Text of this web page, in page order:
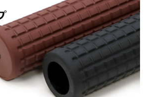
準備しています。
閉じる